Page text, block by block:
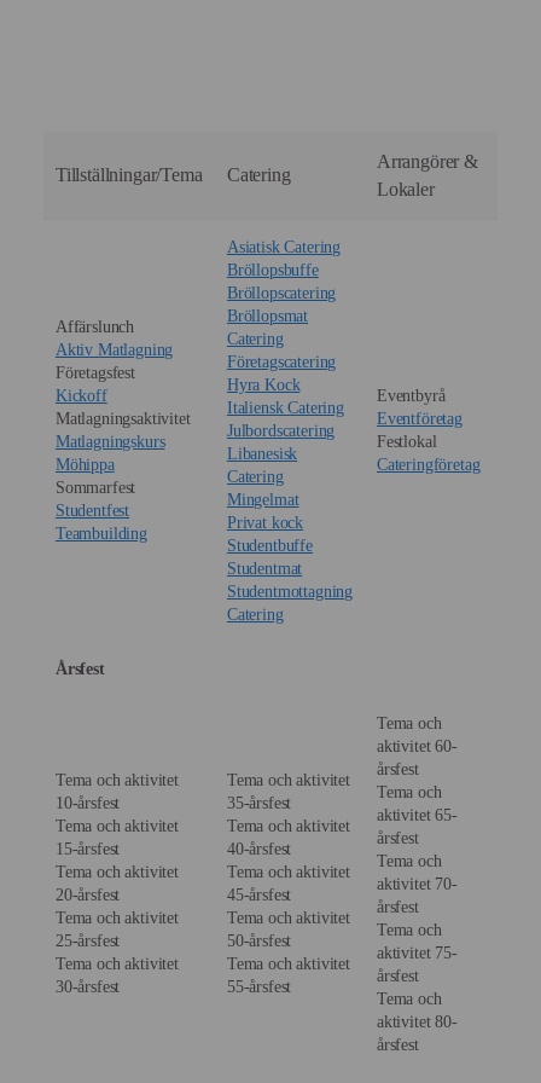
Tillställningar/Tema Catering
Arrangörer &
Lokaler
Affärslunch
Aktiv Matlagning
Företagsfest
Kickoff
Matlagningsaktivitet
Matlagningskurs
Möhippa
Sommarfest
Studentfest
Teambuilding
Asiatisk Catering
Bröllopsbuffe
Bröllopscatering
Bröllopsmat
Catering
Företagscatering
Hyra Kock
Italiensk Catering
Julbordscatering
Libanesisk
Catering
Mingelmat
Privat kock
Studentbuffe
Studentmat
Studentmottagning
Catering
Eventbyrå
Eventföretag
Festlokal
Cateringföretag
Årsfest
Tema och aktivitet
10-årsfest
Tema och aktivitet
15-årsfest
Tema och aktivitet
20-årsfest
Tema och aktivitet
25-årsfest
Tema och aktivitet
30-årsfest
Tema och aktivitet
35-årsfest
Tema och aktivitet
40-årsfest
Tema och aktivitet
45-årsfest
Tema och aktivitet
50-årsfest
Tema och aktivitet
55-årsfest
Tema och
aktivitet 60-
årsfest
Tema och
aktivitet 65-
årsfest
Tema och
aktivitet 70-
årsfest
Tema och
aktivitet 75-
årsfest
Tema och
aktivitet 80-
årsfest